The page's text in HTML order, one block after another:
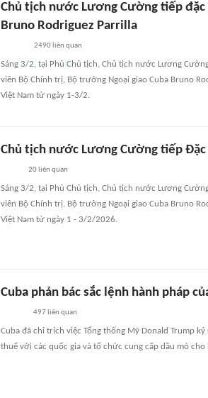
Chủ tịch nước Lương Cường tiếp
Bruno Rodriguez Parrilla
2490 liên quan
Sáng 3/2, tại Phủ Chủ tịch, Chủ tịch nước Lương
viên Bộ Chính trị, Bộ trưởng Ngoại giao Cuba Bruno
Việt Nam từ ngày 1-3/2.
Chủ tịch nước Lương Cường tiếp
20 liên quan
Sáng 3/2, tại Phủ Chủ tịch, Chủ tịch nước Lương
viên Bộ Chính trị, Bộ trưởng Ngoại giao Cuba Bruno
Việt Nam từ ngày 1 - 3/2/2026.
Cuba phản bác sắc lệnh hành pháp
497liên quan
Cuba đã chỉ trích việc Tổng thống Mỹ Donald Trump
thuế với các quốc gia và tổ chức cung cấp dầu mỏ cho